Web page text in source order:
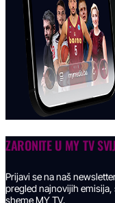
ZARONITE U MY TV
Prijavi se na naš
pregled najnovijih
sheme MY TV.